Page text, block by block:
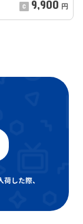
9,900 円
した際、